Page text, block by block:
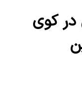
در کوی